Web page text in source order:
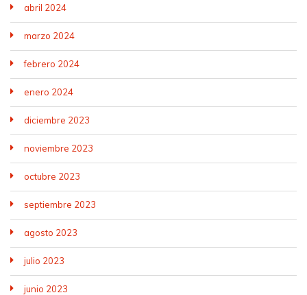
abril 2024
marzo 2024
febrero 2024
enero 2024
diciembre 2023
noviembre 2023
octubre 2023
septiembre 2023
agosto 2023
julio 2023
junio 2023